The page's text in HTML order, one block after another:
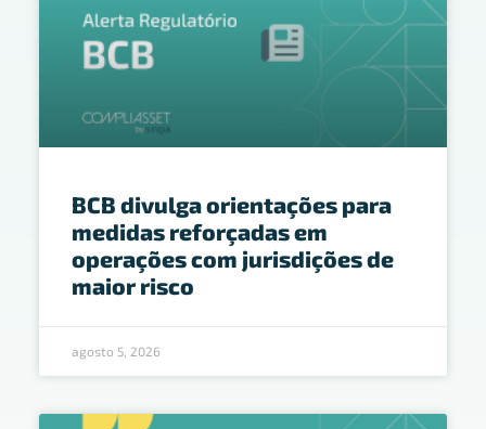
BCB divulga orientações para
medidas reforçadas em
operações com jurisdições de
maior risco
agosto 5, 2026